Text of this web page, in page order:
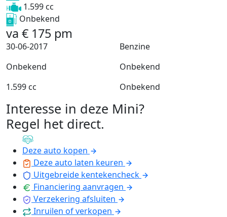
1.599 cc
Onbekend
va € 175 pm
30-06-2017
Benzine
Onbekend
Onbekend
1.599 cc
Onbekend
Interesse in deze Mini?
Regel het direct.
Deze auto kopen
Deze auto laten keuren
Uitgebreide kentekencheck
Financiering aanvragen
Verzekering afsluiten
Inruilen of verkopen